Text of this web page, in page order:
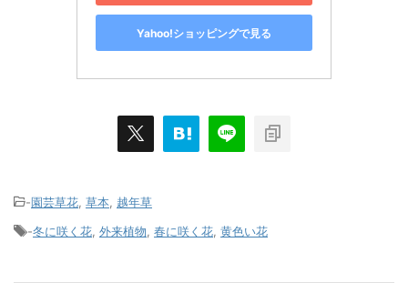
Yahoo!ショッピングで見る
-園芸草花 草本 越年草
-冬に咲く花 外来植物 春に咲く花 黄色い花